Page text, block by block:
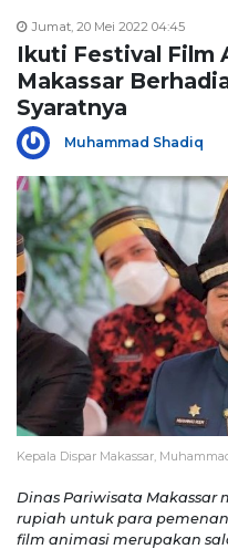
Jumat, 20 Mei 2022 04:45
Ikuti Festival Film
Makassar
Syaratnya
Muhammad Shadiq
Kepala Dispar Makassar,
Dinas Pariwisata
rupiah untuk para
film animasi merupakan